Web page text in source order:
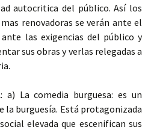
autocritica del público. Así los
renovadoras se verán ante el
las exigencias del público y
sus obras y verlas relegadas a
a) La comedia burguesa: es un
la burguesía. Está protagonizada
elevada que escenifican sus